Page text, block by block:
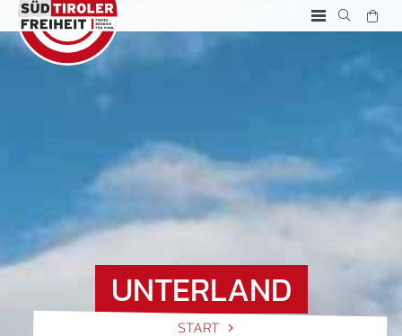
UNTERLAND
START